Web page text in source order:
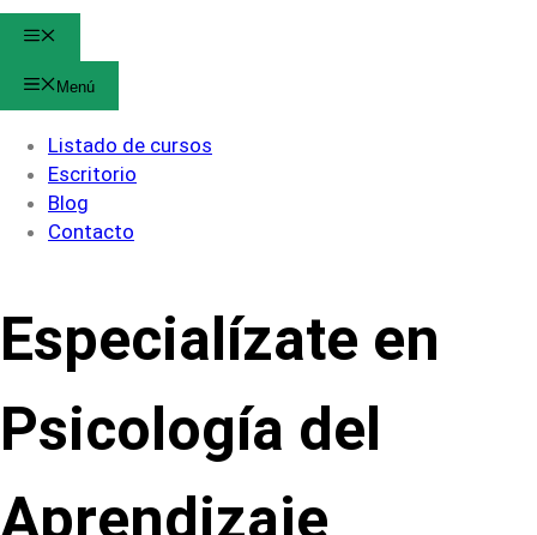
Menú
Listado de cursos
Escritorio
Blog
Contacto
Especialízate en
Psicología del
Aprendizaje